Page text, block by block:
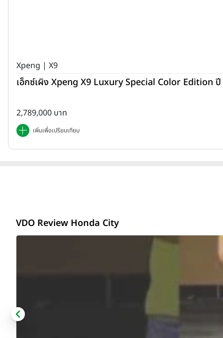
Xpeng | X9
เอ็กซ์เผิง Xpeng X9 Luxury Special Color Edition
2,789,000 บาท
เพิ่มเพื่อเปรียบเทียบ
VDO Review Honda City